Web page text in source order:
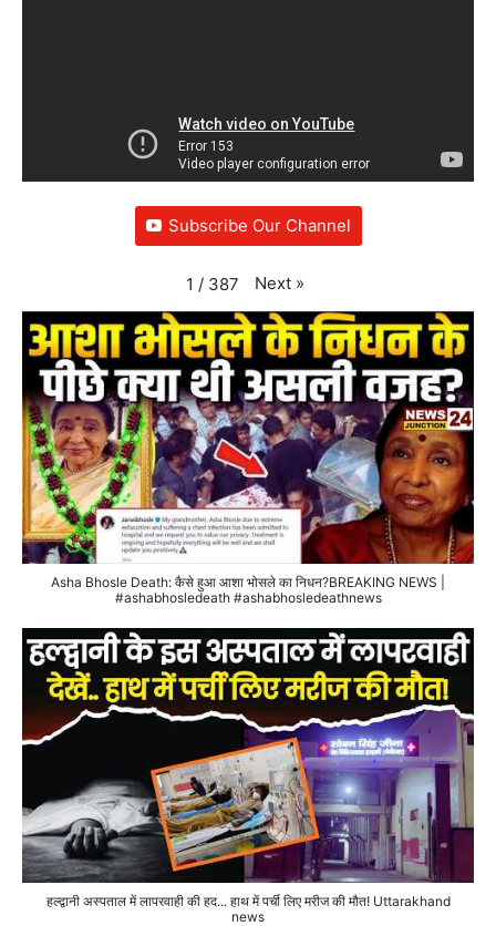
Subscribe Our Channel
1 / 387 Next »
Asha Bhosle Death: कैसे हुआ आशा भोसले का निधन?BREAKING NEWS |
#ashabhosledeath #ashabhosledeathnews
हल्द्वानी अस्पताल में लापरवाही की हद... हाथ में पर्ची लिए मरीज की मौत! Uttarakhand
news